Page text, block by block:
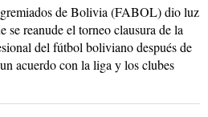
de Bolivia (FABOL) dio luz
se reanude el torneo clausura de la
del fútbol boliviano después de
acuerdo con la liga y los clubes